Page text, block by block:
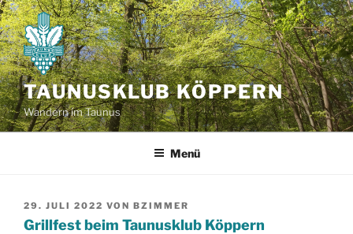
Zum
Inhalt
springen
TAUNUSKLUB KÖPPERN
Wandern im Taunus
Menü
VERÖFFENTLICHT
AM
29. JULI 2022 VON BZIMMER
Grillfest beim Taunusklub Köppern